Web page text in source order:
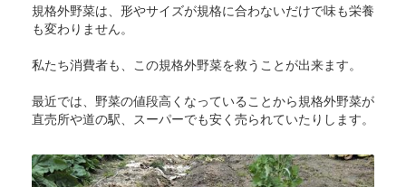
規格外野菜は、形やサイズが規格に合わないだけで味も栄養
も変わりません。
私たち消費者も、この規格外野菜を救うことが出来ます。
最近では、野菜の値段高くなっていることから規格外野菜が
直売所や道の駅、スーパーでも安く売られていたりします。